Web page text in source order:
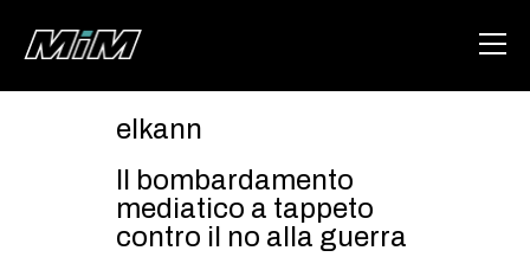
ABOUT
elkann
Il bombardamento
mediatico a tappeto
contro il no alla guerra